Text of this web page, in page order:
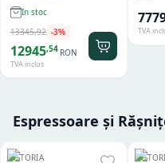
In stoc
13345,92 -3%
12945,54 RON
TVA inclus
TVA
Espressoare și
ASTORIA